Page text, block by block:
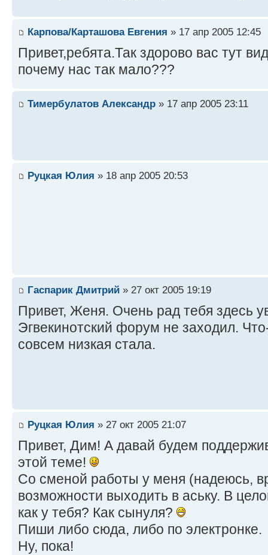
Карпова/Карташова Евгения » 17 апр 2005 12:45
Привет,ребята.Так здорово вас тут
почему нас так мало???
Тимербулатов Александр » 17 апр 2005 23:11
Руцкая Юлия » 18 апр 2005 20:53
Гаспарик Дмитрий » 27 окт 2005 19:19
Привет, Женя. Очень рад тебя здесь
Эгвекинотский форум не заходил.
совсем низкая стала.
Руцкая Юлия » 27 окт 2005 21:07
Привет, Дим! А давай будем
этой теме!
Со сменой работы у меня (надеюсь,
возможности выходить в аську. В
как у тебя? Как сынуля?
Пиши либо сюда, либо по электронке.
Ну, пока!